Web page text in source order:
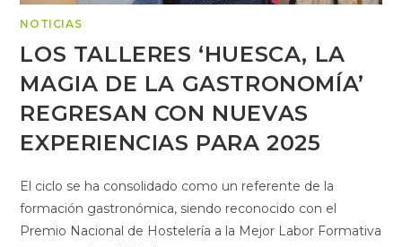
NOTICIAS
LOS TALLERES ‘HUESCA, LA
MAGIA DE LA GASTRONOMÍA’
REGRESAN CON NUEVAS
EXPERIENCIAS PARA 2025
El ciclo se ha consolidado como un referente de la
formación gastronómica, siendo reconocido con el
Premio Nacional de Hostelería a la Mejor Labor Formativa